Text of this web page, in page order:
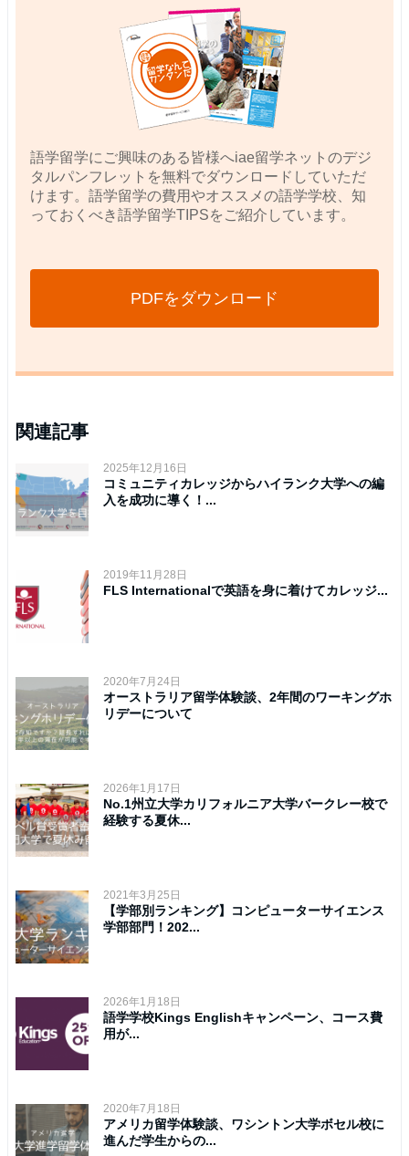
語学留学にご興味のある皆様へiae留学ネットのデジ
タルパンフレットを無料でダウンロードしていただ
けます。語学留学の費用やオススメの語学学校、知
っておくべき語学留学TIPSをご紹介しています。
PDFをダウンロード
関連記事
2025年12月16日
コミュニティカレッジからハイランク大学への編
入を成功に導く！...
2019年11月28日
FLS Internationalで英語を身に着けてカレッジ...
2020年7月24日
オーストラリア留学体験談、2年間のワーキングホ
リデーについて
2026年1月17日
No.1州立大学カリフォルニア大学バークレー校で
経験する夏休...
2021年3月25日
【学部別ランキング】コンピューターサイエンス
学部部門！202...
2026年1月18日
語学学校Kings Englishキャンペーン、コース費
用が...
2020年7月18日
アメリカ留学体験談、ワシントン大学ボセル校に
進んだ学生からの...